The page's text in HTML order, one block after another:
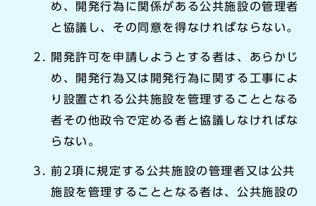
め、開発行為に関係がある公共施設の管理者
と協議し、その同意を得なければならない。
開発許可を申請しようとする者は、あらかじ
め、開発行為又は開発行為に関する工事によ
り設置される公共施設を管理することとなる
者その他政令で定める者と協議しなければな
らない。
前2項に規定する公共施設の管理者又は公共
施設を管理することとなる者は、公共施設の